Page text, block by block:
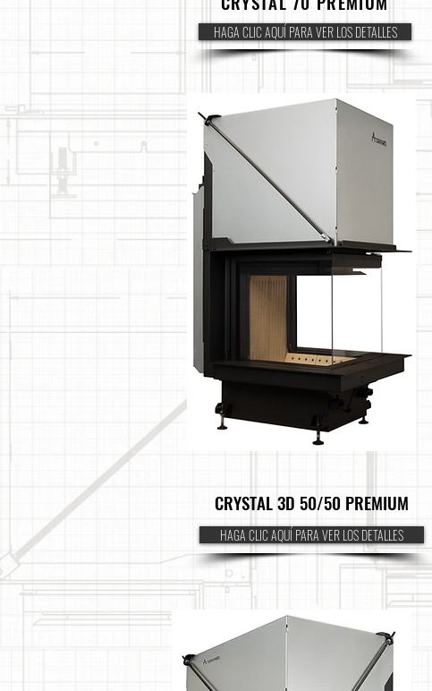
HAGA CLIC AQUÍ PARA VER LOS DETALLES
CRYSTAL 3D 50/50 PREMIUM
HAGA CLIC AQUÍ PARA VER LOS DETALLES